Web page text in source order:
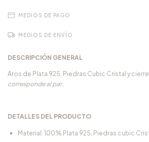
MEDIOS DE PAGO
MEDIOS DE ENVÍO
DESCRIPCIÓN GENERAL
Aros de Plata 925, Piedras Cubic Cristal y
corresponde al par.
DETALLES DEL PRODUCTO
Material: 100% Plata 925, Piedras cubic